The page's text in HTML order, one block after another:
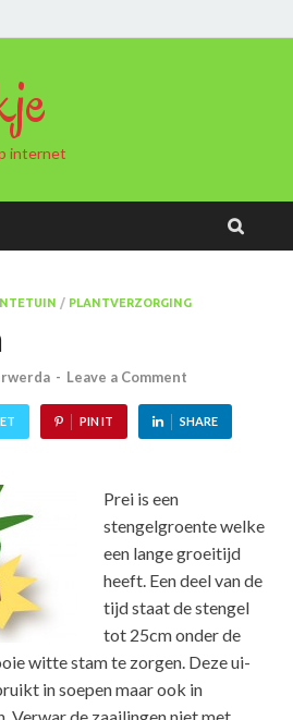
internet
/ PLANTVERZORGING
- Leave a Comment
PIN IT SHARE
Prei is een
stengelgroente welke
een lange groeitijd
heeft. Een deel van de
tijd staat de stengel
tot 25cm onder de
witte stam te zorgen. Deze ui-
in soepen maar ook in